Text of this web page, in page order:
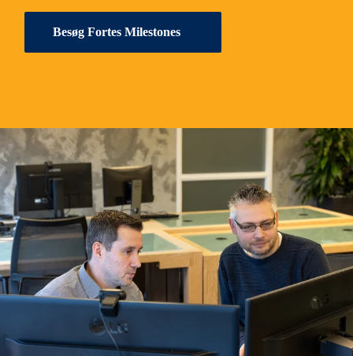
Besøg Fortes Milestones